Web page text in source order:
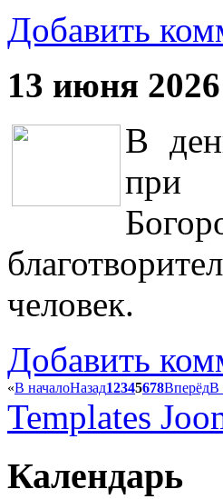
Добавить
13 июня 2026
В
при
человек.
Добавить
«В началоНазад12345678ВперёдВ
Templates
Календарь